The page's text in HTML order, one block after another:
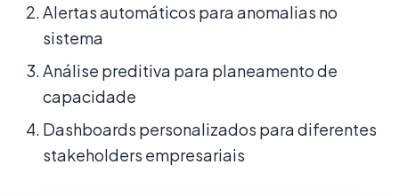
Alertas automáticos para anomalias no
sistema
Análise preditiva para planeamento de
capacidade
Dashboards personalizados para diferentes
stakeholders empresariais